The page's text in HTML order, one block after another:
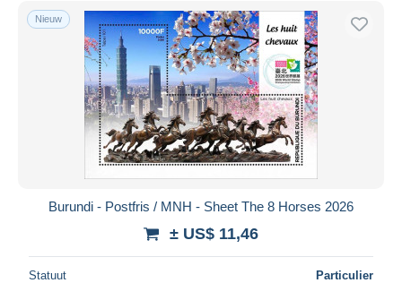
Nieuw
Burundi - Postfris / MNH - Sheet The 8 Horses 2026
± US$ 11,46
Statuut Particulier